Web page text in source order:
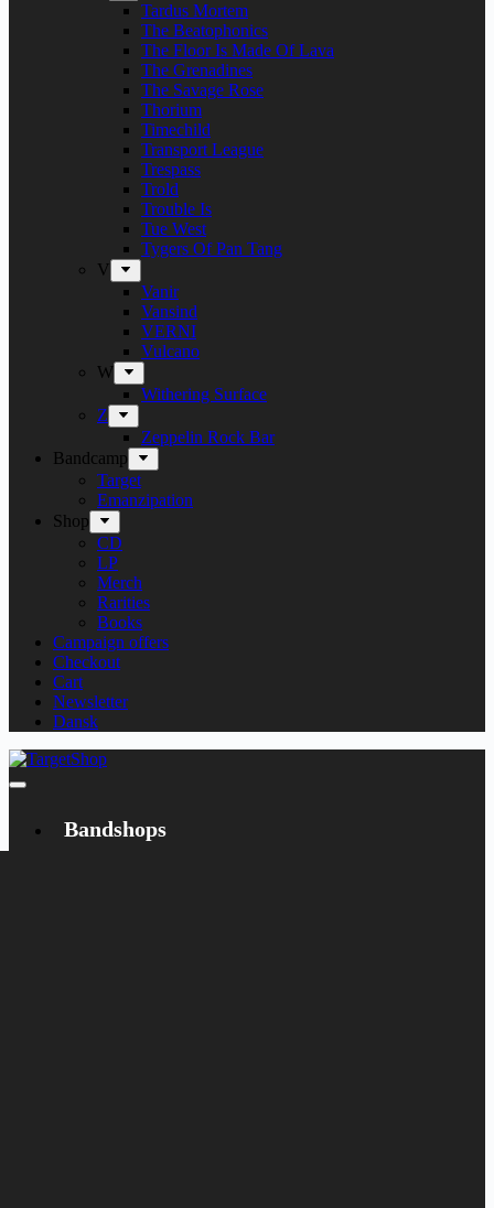
Tardus Mortem
The Beatophonics
The Floor Is Made Of Lava
The Grenadines
The Savage Rose
Thorium
Timechild
Transport League
Trespass
Trold
Trouble Is
Tue West
Tygers Of Pan Tang
V
Vanir
Vansind
VERNI
Vulcano
W
Withering Surface
Z
Zeppelin Rock Bar
Bandcamp
Target
Emanzipation
Shop
CD
LP
Merch
Rarities
Books
Campaign offers
Checkout
Cart
Newsletter
Dansk
Bandshops